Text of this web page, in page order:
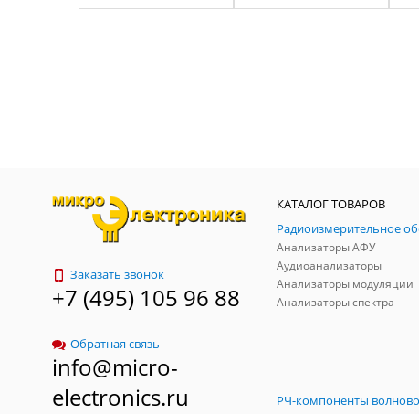
Заказать звонок
+7 (495) 105 96 88
Обратная связь
info@micro-
electronics.ru
КАТАЛОГ ТОВАРОВ
Анализаторы АФУ
Аудиоанализаторы
Анализаторы модуляции
Анализаторы спектра